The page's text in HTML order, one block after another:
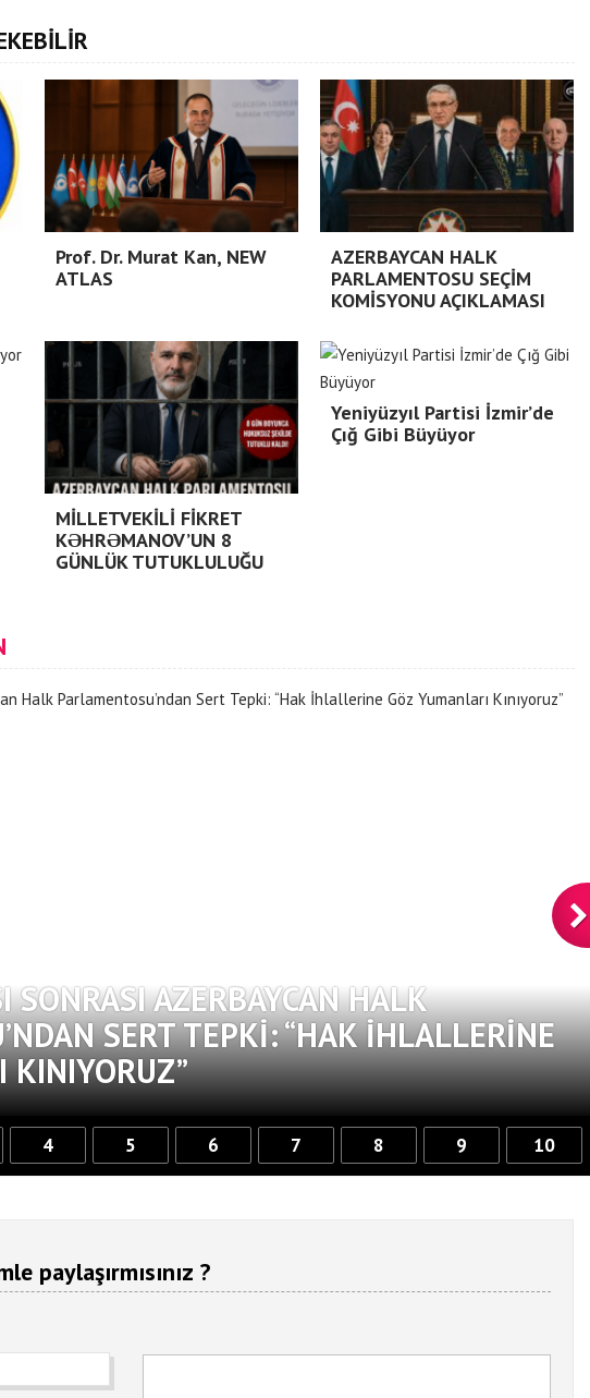
Prof. Dr. Murat Kan, NEW
ATLAS
AZERBAYCAN HALK
PARLAMENTOSU SEÇİM
KOMİSYONU AÇIKLAMASI
MİLLETVEKİLİ FİKRET
KƏHRƏMANOV’UN 8
GÜNLÜK TUTUKLULUĞU
Yeniyüzyıl Partisi İzmir’de
Çığ Gibi Büyüyor
AZERBAYCAN HALK
SERT TEPKI: “HAK İHLALLERINE
KINIYORUZ”
4 5 6 7 8 9 10
paylaşırmısınız ?